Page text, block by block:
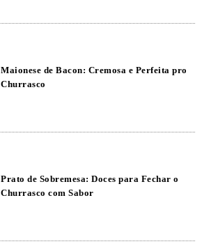
Maionese de Bacon: Cremosa e Perfeita pro
Churrasco
Prato de Sobremesa: Doces para Fechar o
Churrasco com Sabor